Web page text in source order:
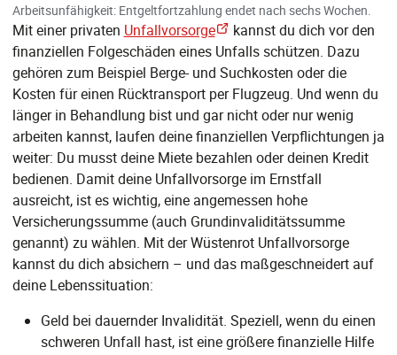
Arbeitsunfähigkeit: Entgeltfortzahlung endet nach sechs Wochen.
Mit einer privaten Unfallvorsorge
kannst du dich vor den
finanziellen Folgeschäden eines Unfalls schützen. Dazu
gehören zum Beispiel Berge- und Suchkosten oder die
Kosten für einen Rücktransport per Flugzeug. Und wenn du
länger in Behandlung bist und gar nicht oder nur wenig
arbeiten kannst, laufen deine finanziellen Verpflichtungen ja
weiter: Du musst deine Miete bezahlen oder deinen Kredit
bedienen. Damit deine Unfallvorsorge im Ernstfall
ausreicht, ist es wichtig, eine angemessen hohe
Versicherungssumme (auch Grundinvaliditätssumme
genannt) zu wählen. Mit der Wüstenrot Unfallvorsorge
kannst du dich absichern – und das maßgeschneidert auf
deine Lebenssituation:
Geld bei dauernder Invalidität. Speziell, wenn du einen
schweren Unfall hast, ist eine größere finanzielle Hilfe